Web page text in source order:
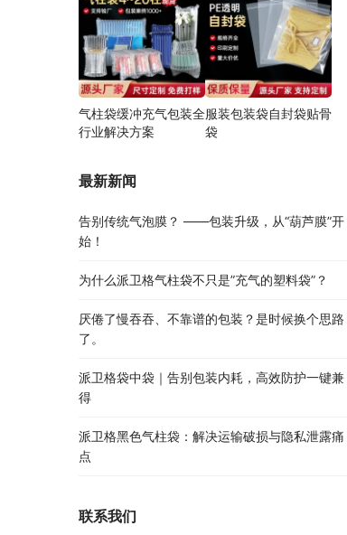
气柱袋缓冲充气包装全
行业解决方案
服装包装袋自封袋贴骨
袋
最新新闻
告别传统气泡膜？ ——包装升级，从“葫芦膜”开
始！
为什么派卫格气柱袋不只是”充气的塑料袋”？
厌倦了慢吞吞、不靠谱的包装？是时候换个思路
了。
派卫格袋中袋｜告别包装内耗，高效防护一键兼
得
派卫格黑色气柱袋：解决运输破损与隐私泄露痛
点
联系我们